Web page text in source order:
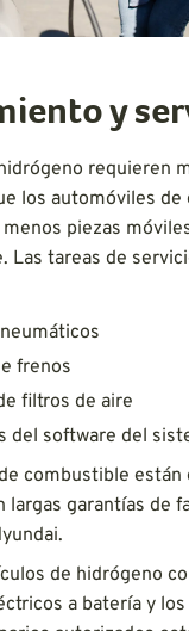
y
requieren
los automóviles de
piezas
Las tareas de
frenos
filtros de aire
del software del
combustible están
largas garantías de
de hidrógeno
a batería y